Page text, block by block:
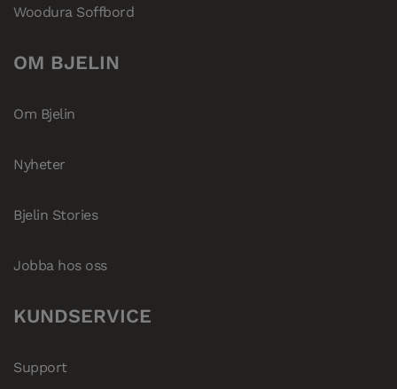
Woodura Soffbord
OM BJELIN
Om Bjelin
Nyheter
Bjelin Stories
Jobba hos oss
KUNDSERVICE
Support